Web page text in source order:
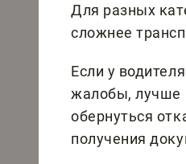
Для разных
сложнее
Если у
жалобы, лучше
обернуться
получения